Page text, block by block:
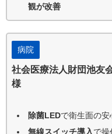
観が改善
病院
社会医療法人財団池友
様
除菌LEDで衛生面の安
無線スイッチ導入で操